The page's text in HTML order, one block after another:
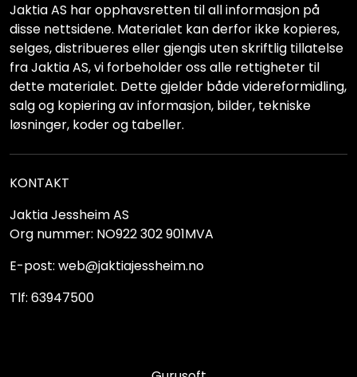
Jaktia AS har opphavsretten til all informasjon på
disse nettsidene. Materialet kan derfor ikke kopieres,
selges, distribueres eller gjengis uten skriftlig tillatelse
fra Jaktia AS, vi forbeholder oss alle rettigheter til
dette materialet. Dette gjelder både videreformidling,
salg og kopiering av informasjon, bilder, tekniske
løsninger, koder og tabeller.
KONTAKT
Jaktia Jessheim AS
Org nummer: NO922 302 901MVA
E-post: web@jaktiajessheim.no
Tlf: 63947500